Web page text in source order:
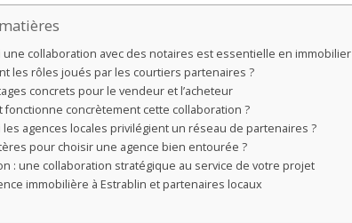
collaboration avec des notaires est essentielle en immobilier
les rôles joués par les courtiers partenaires ?
concrets pour le vendeur et l’acheteur
fonctionne concrètement cette collaboration ?
agences locales privilégient un réseau de partenaires ?
pour choisir une agence bien entourée ?
: une collaboration stratégique au service de votre projet
immobilière à Estrablin et partenaires locaux